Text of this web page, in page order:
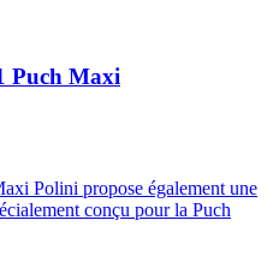
Puch Maxi
Polini propose également une
conçu pour la Puch